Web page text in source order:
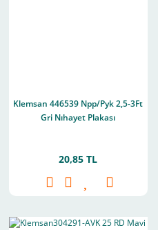
Klemsan 446539 Npp/Pyk 2,5-3Ft
Gri Nıhayet Plakası
20,85 TL